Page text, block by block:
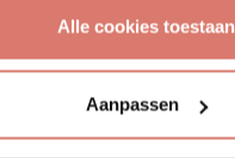
Alle cookies toestaan
Aanpassen